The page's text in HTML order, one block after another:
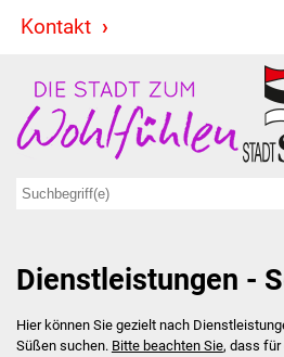
Kontakt
Stadt
Dienstleistungen -
Hier können Sie gezielt nach
Süßen suchen. Bitte beachten Sie, dass für